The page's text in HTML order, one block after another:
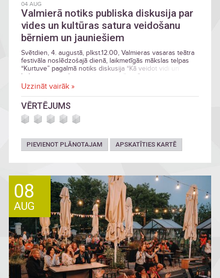
04 AUG
Valmierā notiks publiska diskusija par
vides un kultūras satura veidošanu
bērniem un jauniešiem
Svētdien, 4. augustā, plkst.12.00, Valmieras vasaras teātra
festivāla noslēdzošajā dienā, laikmetīgās mākslas telpas
“Kurtuve” pagalmā notiks diskusija “Kā veidot vidi un
kultūras saturu bērniem un jauniešiem”.
Uzzināt vairāk »
VĒRTĒJUMS
PIEVIENOT PLĀNOTAJAM APSKATĪTIES KARTĒ
08
AUG